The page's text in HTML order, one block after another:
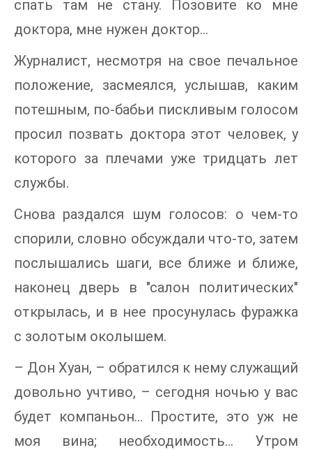
спать там не стану. Позовите ко мне
доктора, мне нужен доктор…
Журналист, несмотря на свое печальное
положение, засмеялся, услышав, каким
потешным, по-бабьи пискливым голосом
просил позвать доктора этот человек, у
которого за плечами уже тридцать лет
службы.
Снова раздался шум голосов: о чем-то
спорили, словно обсуждали что-то, затем
послышались шаги, все ближе и ближе,
наконец дверь в "салон политических"
открылась, и в нее просунулась фуражка
с золотым околышем.
– Дон Хуан, – обратился к нему служащий
довольно учтиво, – сегодня ночью у вас
будет компаньон… Простите, это уж не
моя вина; необходимость… Утром